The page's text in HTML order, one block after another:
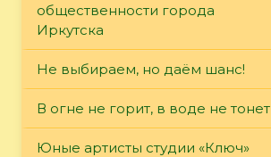
общественности города
Иркутска
Не выбираем, но даём шанс!
В огне не горит, в воде не тонет
Юные артисты студии «Ключ»